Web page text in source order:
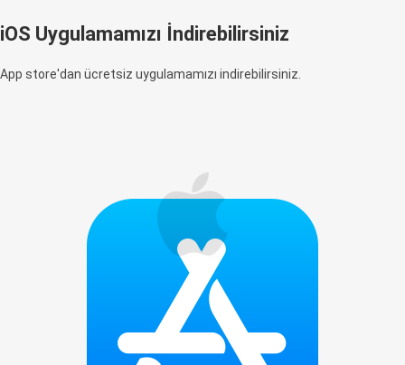
iOS Uygulamamızı İndirebilirsiniz
App store'dan ücretsiz uygulamamızı indirebilirsiniz.